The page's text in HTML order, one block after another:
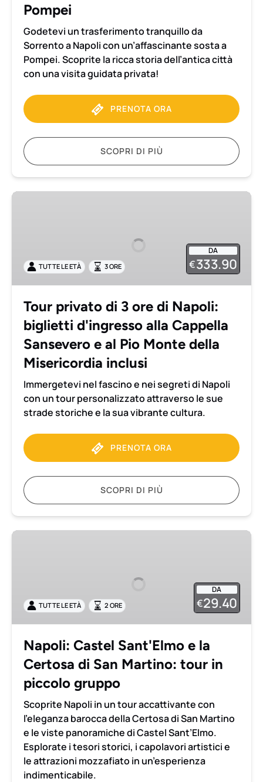
Pompei
Godetevi un trasferimento tranquillo da
Sorrento a Napoli con un’affascinante sosta a
Pompei. Scoprite la ricca storia dell’antica città
con una visita guidata privata!
PRENOTA ORA
SCOPRI DI PIÙ
Tour
Napoli:
d'ingresso
alla
Cappella
Sansevero
Pio
Monte
Misericordia
inclusi
DA
€333.90
TUTTE LE ETÀ 3 ORE
Tour privato di 3 ore di Napoli:
biglietti d'ingresso alla Cappella
Sansevero e al Pio Monte della
Misericordia inclusi
Immergetevi nel fascino e nei segreti di Napoli
con un tour personalizzato attraverso le sue
strade storiche e la sua vibrante cultura.
PRENOTA ORA
SCOPRI DI PIÙ
Napoli:
Certosa
di
Martino:
tour
piccolo
gruppo
DA
€29.40
TUTTE LE ETÀ 2 ORE
Napoli: Castel Sant'Elmo e la
Certosa di San Martino: tour in
piccolo gruppo
Scoprite Napoli in un tour accattivante con
l’eleganza barocca della Certosa di San Martino
e le viste panoramiche di Castel Sant’Elmo.
Esplorate i tesori storici, i capolavori artistici e
le attrazioni mozzafiato in un’esperienza
indimenticabile.